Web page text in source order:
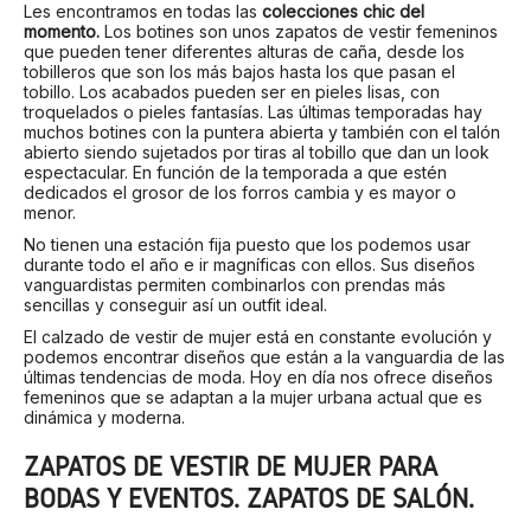
Les encontramos en todas las colecciones chic del
momento. Los botines son unos zapatos de vestir femeninos
que pueden tener diferentes alturas de caña, desde los
tobilleros que son los más bajos hasta los que pasan el
tobillo. Los acabados pueden ser en pieles lisas, con
troquelados o pieles fantasías. Las últimas temporadas hay
muchos botines con la puntera abierta y también con el talón
abierto siendo sujetados por tiras al tobillo que dan un look
espectacular. En función de la temporada a que estén
dedicados el grosor de los forros cambia y es mayor o
menor.
No tienen una estación fija puesto que los podemos usar
durante todo el año e ir magníficas con ellos. Sus diseños
vanguardistas permiten combinarlos con prendas más
sencillas y conseguir así un outfit ideal.
El calzado de vestir de mujer está en constante evolución y
podemos encontrar diseños que están a la vanguardia de las
últimas tendencias de moda. Hoy en día nos ofrece diseños
femeninos que se adaptan a la mujer urbana actual que es
dinámica y moderna.
ZAPATOS DE VESTIR DE MUJER PARA
BODAS Y EVENTOS. ZAPATOS DE SALÓN.